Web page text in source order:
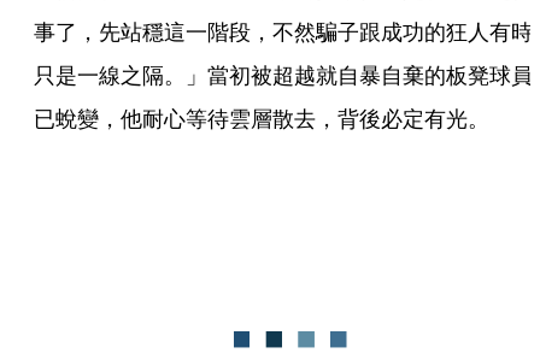
事了，先站穩這一階段，不然騙子跟成功的狂人有時
只是一線之隔。」當初被超越就自暴自棄的板凳球員
已蛻變，他耐心等待雲層散去，背後必定有光。